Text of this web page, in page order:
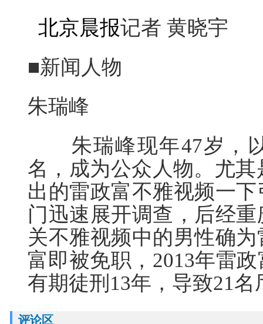
北京晨报记者 黄晓宇
■新闻人物
朱瑞峰
朱瑞峰现年47岁，以
名，成为公众人物。尤其
出的雷政富不雅视频一
门迅速展开调查，后经
关不雅视频中的男性确
富即被免职，2013年雷
有期徒刑13年，导致21
评论区